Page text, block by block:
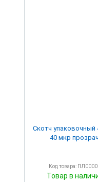
Скотч упаковочный
40 мкр
Код товара:
Товар в